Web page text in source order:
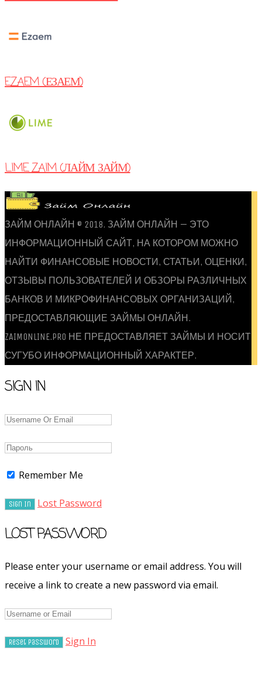
EZAEM (ЕЗАЕМ)
LIME ZAIM (ЛАЙМ ЗАЙМ)
ЗАЙМ ОНЛАЙН © 2018. ЗАЙМ ОНЛАЙН — ЭТО
ИНФОРМАЦИОННЫЙ САЙТ, НА КОТОРОМ МОЖНО
НАЙТИ ФИНАНСОВЫЕ НОВОСТИ, СТАТЬИ, ОЦЕНКИ,
ОТЗЫВЫ ПОЛЬЗОВАТЕЛЕЙ И ОБЗОРЫ РАЗЛИЧНЫХ
БАНКОВ И МИКРОФИНАНСОВЫХ ОРГАНИЗАЦИЙ,
ПРЕДОСТАВЛЯЮЩИЕ ЗАЙМЫ ОНЛАЙН.
ZAIMONLINE.PRO НЕ ПРЕДОСТАВЛЯЕТ ЗАЙМЫ И НОСИТ
СУГУБО ИНФОРМАЦИОННЫЙ ХАРАКТЕР.
SIGN IN
Remember Me
Lost Password
LOST PASSWORD
Please enter your username or email address. You will
receive a link to create a new password via email.
Sign In